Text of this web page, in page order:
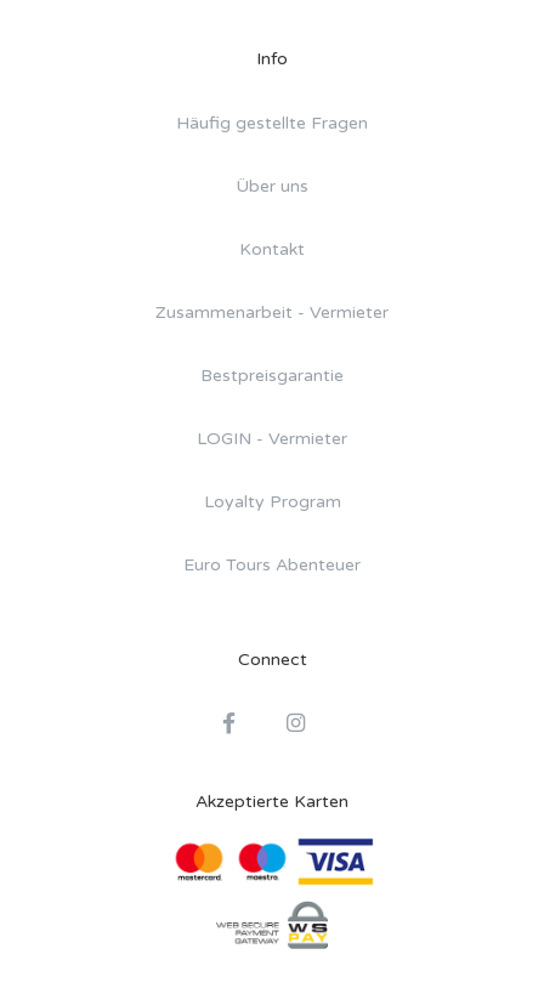
Info
Häufig gestellte Fragen
Über uns
Kontakt
Zusammenarbeit - Vermieter
Bestpreisgarantie
LOGIN - Vermieter
Loyalty Program
Euro Tours Abenteuer
Connect
Akzeptierte Karten